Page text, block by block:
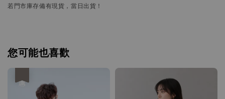
若門市庫存備有現貨，當日出貨！
您可能也喜歡